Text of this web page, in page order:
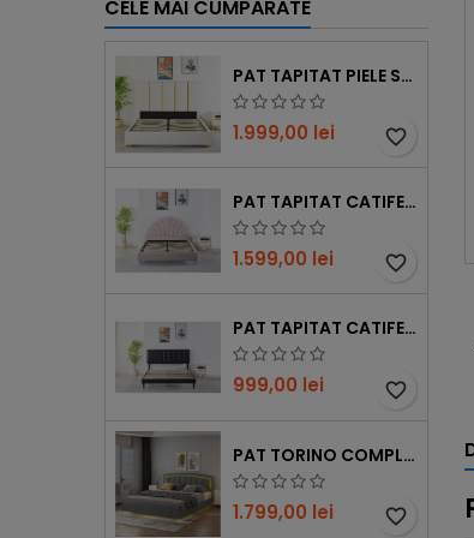
CELE MAI CUMPARATE
PAT TAPITAT PIELE SINTETICA, SOMIERA INCLUSA, ALB, 160X200CM, FARA SALTEA COD LB-214
1.999,00 lei favorite_border
PAT TAPITAT CATIFEA, SOMIERA INCLUSA, ROZ, 140X200CM, FARA SALTEA COD LB-50
1.599,00 lei favorite_border
PAT TAPITAT CATIFEA, SOMIERA INCLUSA, NEGRU, FARA SALTEA COD 6610
999,00 lei favorite_border
PAT TORINO COMPLET TAPITAT PIELE ECOLOGICA, CU ILUMINARE LED INTEGRATA, SOMIERA INCLUSA, GRI, FARA SALTEA
1.799,00 lei favorite_border